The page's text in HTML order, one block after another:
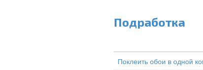
Подработка
Поклеить обои в одной